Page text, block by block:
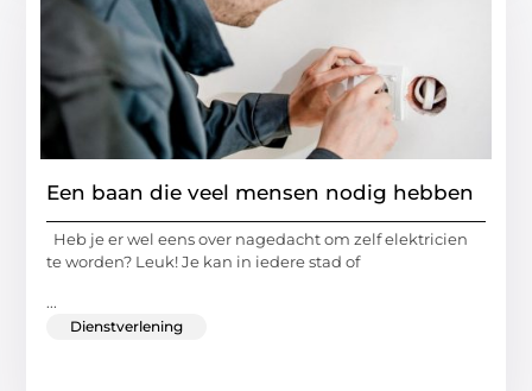
Een baan die veel mensen nodig hebben
Heb je er wel eens over nagedacht om zelf elektricien
te worden? Leuk! Je kan in iedere stad of
...
Dienstverlening